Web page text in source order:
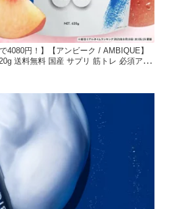
4080円！】【アンビーク / AMBIQUE】
送料無料 国産 サプリ 筋トレ 必須アミ
ット風味 BCAA HMB 脂質ゼロ 無添加 プ
チン グルタミン プレワークアウト トレー